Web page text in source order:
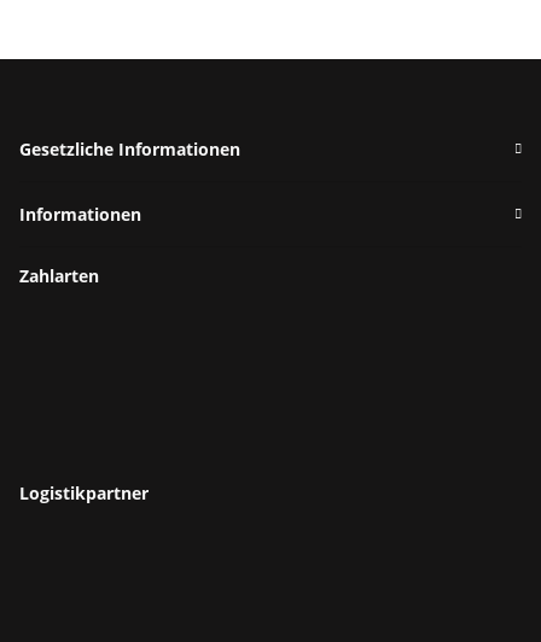
Gesetzliche Informationen
Informationen
Zahlarten
Logistikpartner